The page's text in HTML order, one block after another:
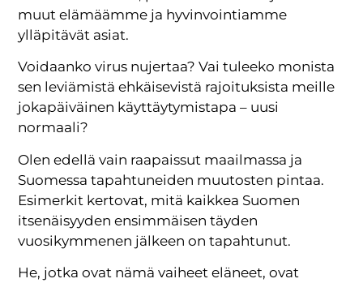
muut elämäämme ja hyvinvointiamme
ylläpitävät asiat.
Voidaanko virus nujertaa? Vai tuleeko monista
sen leviämistä ehkäisevistä rajoituksista meille
jokapäiväinen käyttäytymistapa – uusi
normaali?
Olen edellä vain raapaissut maailmassa ja
Suomessa tapahtuneiden muutosten pintaa.
Esimerkit kertovat, mitä kaikkea Suomen
itsenäisyyden ensimmäisen täyden
vuosikymmenen jälkeen on tapahtunut.
He, jotka ovat nämä vaiheet eläneet, ovat